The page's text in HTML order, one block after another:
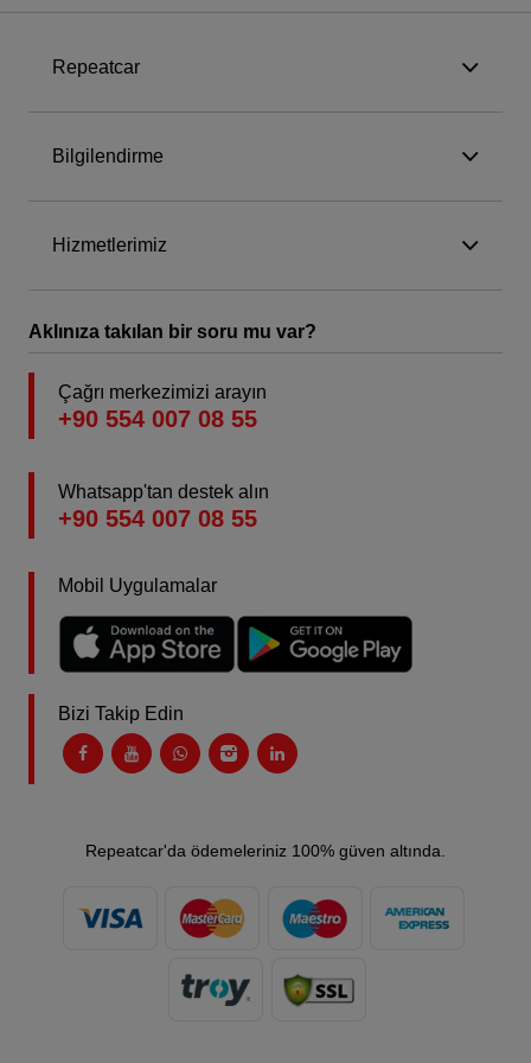
Repeatcar
Bilgilendirme
Hizmetlerimiz
Aklınıza takılan bir soru mu var?
Çağrı merkezimizi arayın
+90 554 007 08 55
Whatsapp'tan destek alın
+90 554 007 08 55
Mobil Uygulamalar
Bizi Takip Edin
Repeatcar'da ödemeleriniz 100% güven altında.